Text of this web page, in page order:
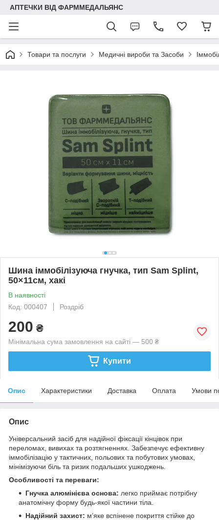
АПТЕЧКИ ВІД ФАРММЕДАЛЬЯНС
Товари та послуги Медичні вироби та Засоби
Шина іммобілізуюча гнучка, тип Sam Splint,
50×11см, хакі
В наявності
Код: 000407
Роздріб
200 ₴
Мінімальна сума замовлення на сайті — 500 ₴
Купити
Опис Характеристики Доставка Оплата Умови
Опис
Універсальний засіб для надійної фіксації кінцівок при
переломах, вивихах та розтягненнях. Забезпечує ефективну
іммобілізацію у тактичних, польових та побутових умовах,
мінімізуючи біль та ризик подальших ушкоджень.
Особливості та переваги:
Гнучка алюмінієва основа: легко приймає потрібну
анатомічну форму будь-якої частини тіла.
Надійний захист: м’яке вспінене покриття стійке до